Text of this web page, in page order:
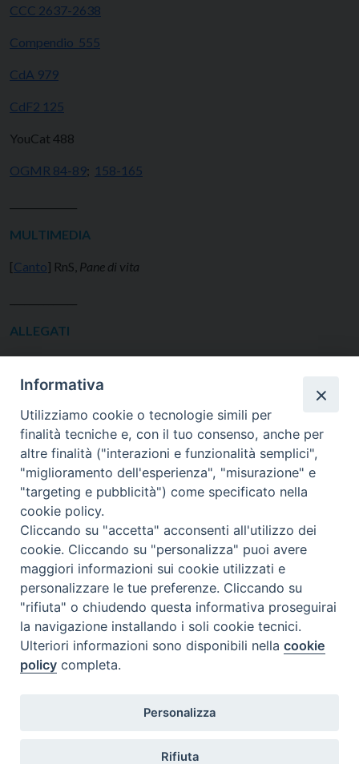
CCC 2637-2638
Compendio 555
CdA 979
CdF2 125
YouCat 488
OGMR 84-89; 158-165
MULTIMEDIA
[Canto] RnS, Pane di vita
ALLEGATI
Piazza Mario Dottori, 14
02047 Poggio Mirteto (Rieti)
Informativa
Utilizziamo cookie o tecnologie simili per
finalità tecniche e, con il tuo consenso, anche per
altre finalità ("interazioni e funzionalità semplici",
"miglioramento dell'esperienza", "misurazione" e
"targeting e pubblicità") come specificato nella
cookie policy.
Cliccando su "accetta" acconsenti all'utilizzo dei
cookie. Cliccando su "personalizza" puoi avere
maggiori informazioni sui cookie utilizzati e
personalizzare le tue preferenze. Cliccando su
"rifiuta" o chiudendo questa informativa proseguirai
la navigazione installando i soli cookie tecnici.
Ulteriori informazioni sono disponibili nellacookie
policy completa.
Personalizza
Rifiuta